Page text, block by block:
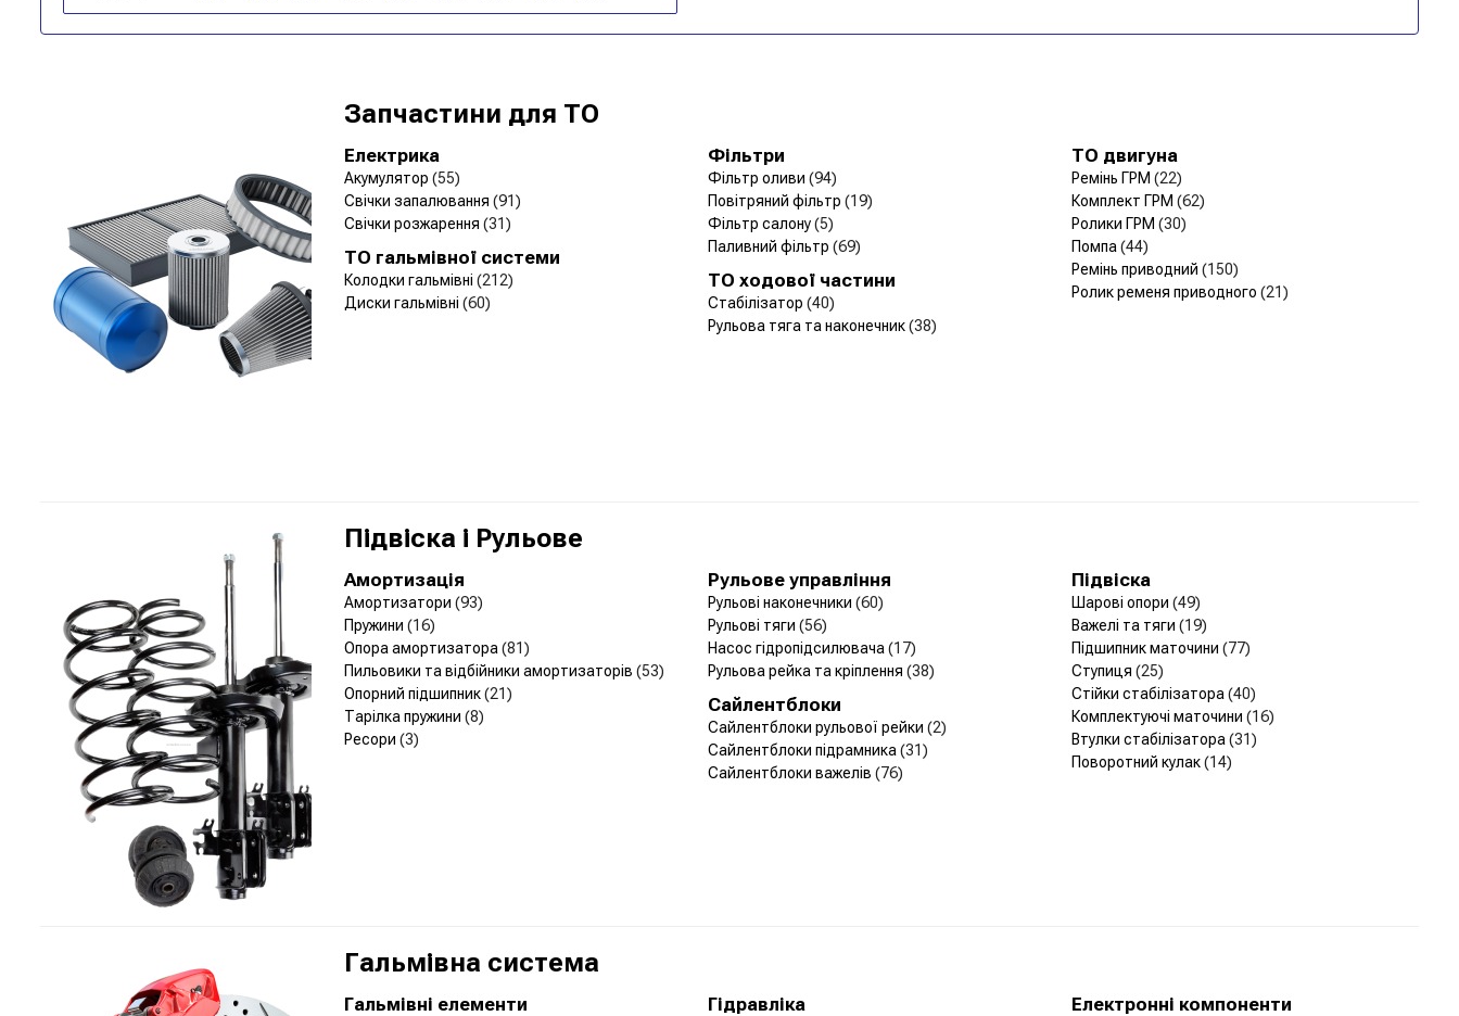
Запчастини для ТО
Електрика
Акумулятор (55)
Свічки запалювання (91)
Свічки розжарення (31)
Фільтри
Фільтр оливи (94)
Повітряний фільтр (19)
Фільтр салону(5)
Паливний фільтр (69)
ТО двигуна
Ремінь ГРМ (22)
Комплект ГРМ (62)
Ролики ГРМ (30)
Помпа (44)
Ремінь приводний (150)
Ролик ременя приводного (21)
ТО гальмівної системи
Колодки гальмівні (212)
Диски гальмівні (60)
ТО ходової частини
Стабілізатор (40)
Рульова тяга та наконечник(38)
Підвіска і Рульове
Амортизація
Амортизатори (93)
Пружини (16)
Опора амортизатора (81)
Пильовики та відбійники амортизаторів (53)
Опорний підшипник(21)
Тарілка пружини (8)
Ресори (3)
Рульове управління
Рульові наконечники (60)
Рульові тяги (56)
Насос гідропідсилювача (17)
Рульова рейка та кріплення (38)
Підвіска
Шарові опори (49)
Важелі та тяги (19)
Підшипник маточини (77)
Ступиця (25)
Стійки стабілізатора (40)
Комплектуючі маточини (16)
Втулки стабілізатора (31)
Поворотний кулак(14)
Сайлентблоки
Сайлентблоки рульової рейки (2)
Сайлентблоки підрамника (31)
Сайлентблоки важелів (76)
Гальмівна система
Гальмівні елементи Гідравліка Електронні компоненти